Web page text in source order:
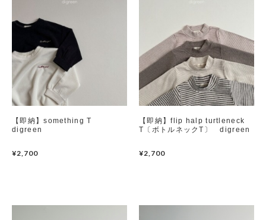
Tops
Bottoms
【即納】something T
digreen
¥2,700
【即納】flip halp turtleneck
T〔ボトルネックT〕 digreen
¥2,700